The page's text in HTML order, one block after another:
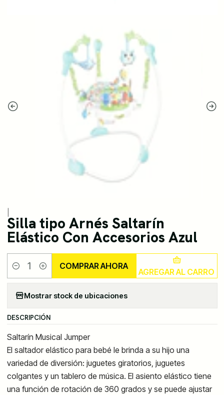
Silla tipo Arnés Saltarín
Elástico Con Accesorios Azul
Cantidad AGREGAR AL CARRO
COMPRAR AHORA
Mostrar stock de ubicaciones
DESCRIPCIÓN
Saltarín Musical Jumper
El saltador elástico para bebé le brinda a su hijo una
variedad de diversión: juguetes giratorios, juguetes
colgantes y un tablero de música. El asiento elástico tiene
una función de rotación de 360 grados y se puede ajustar